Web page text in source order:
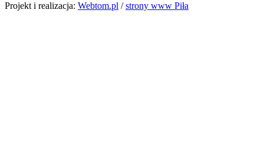
Projekt i realizacja: Webtom.pl / strony www Piła